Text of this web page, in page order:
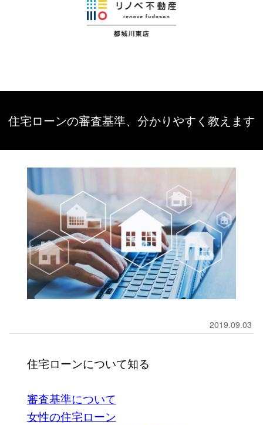
住宅ローンの審査基準、分かりやすく教えます
2019.09.03
住宅ローンについて知る
審査基準について
女性の住宅ローン